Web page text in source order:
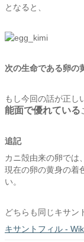
となると、
次の生命である卵の
もし今回の話が正し
能面で優れている
追記
カニ殻由来の卵では
現在の卵の黄身の着
い。
どちらも同じキサン
キサントフィル -